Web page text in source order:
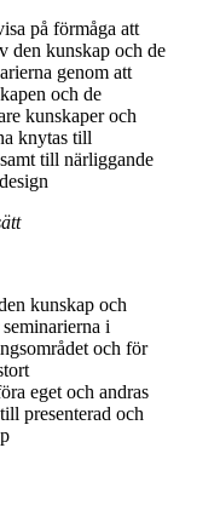
på förmåga att
den kunskap och de
genom att
och de
kunskaper och
knytas till
till närliggande
kunskap och
i
och för
eget och andras
presenterad och